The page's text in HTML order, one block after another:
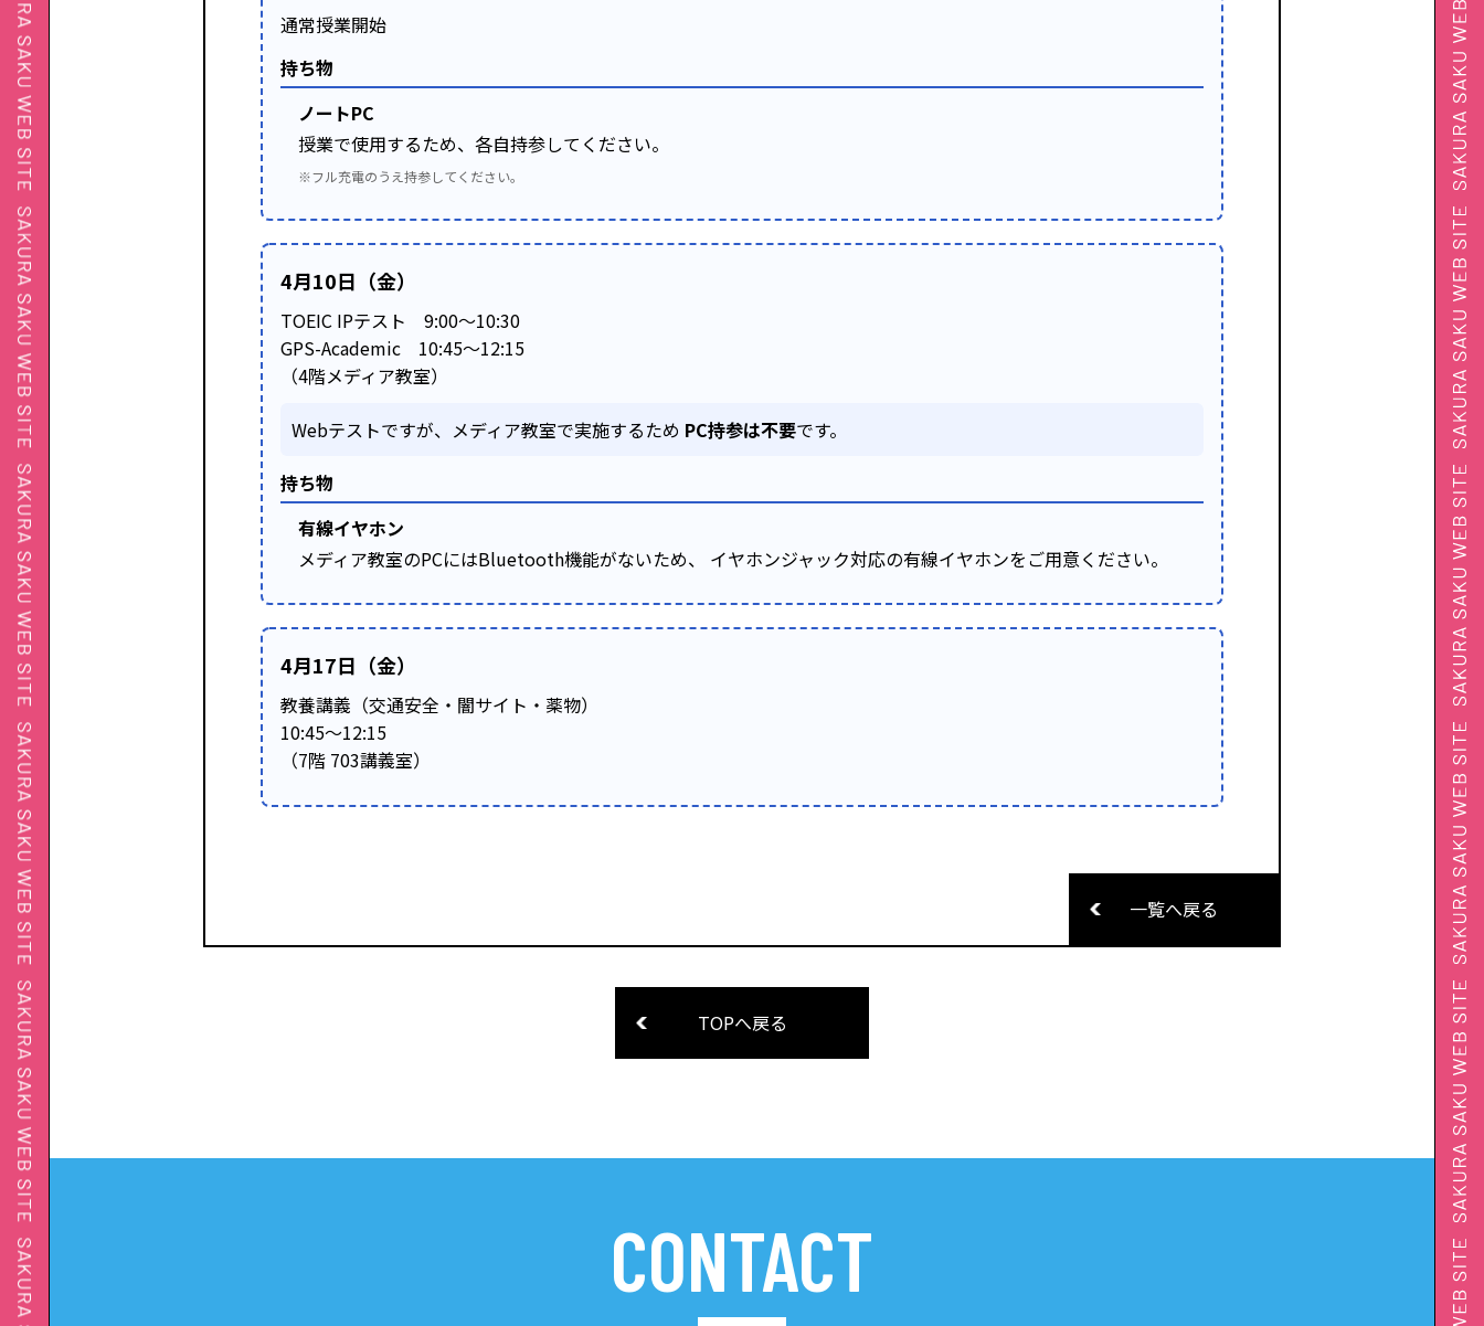
通常授業開始
持ち物
ノートPC
授業で使用するため、各自持参してください。
※フル充電のうえ持参してください。
4月10日（金）
TOEIC IPテスト 9:00～10:30
GPS-Academic 10:45～12:15
（4階メディア教室）
Webテストですが、メディア教室で実施するため PC持参は不要です。
持ち物
有線イヤホン
メディア教室のPCにはBluetooth機能がないため、 イヤホンジャック対応の有線イヤホンをご用意ください。
4月17日（金）
教養講義（交通安全・闇サイト・薬物）
10:45～12:15
（7階 703講義室）
一覧へ戻る
TOPへ戻る
CONTACT